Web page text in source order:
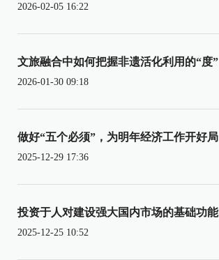
2026-02-05 16:22
文旅融合中如何把握非遗活化利用的“度”
2026-01-30 09:18
做好“五个必须”，为明年经济工作开好局
2025-12-29 17:36
投资于人对建设强大国内市场的基础功能
2025-12-25 10:52